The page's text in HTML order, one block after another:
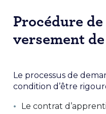
Procédure
versement de
Le processus de
condition d’être
Le contrat